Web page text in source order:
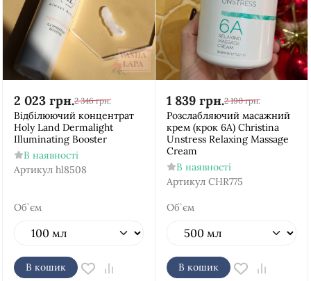
2 023 грн.2 346 грн.
Відбілюючий концентрат
Holy Land Dermalight
Illuminating Booster
В наявності
Артикул hl8508
Об`єм
В кошик
1 839 грн.2 190 грн.
Розслабляючий масажний
крем (крок 6A) Christina
Unstress Relaxing Massage
Cream
В наявності
Артикул CHR775
Об`єм
В кошик